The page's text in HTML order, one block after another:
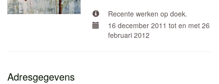
Recente werken op doek.
16 december 2011 tot en met 26
februari 2012
Adresgegevens